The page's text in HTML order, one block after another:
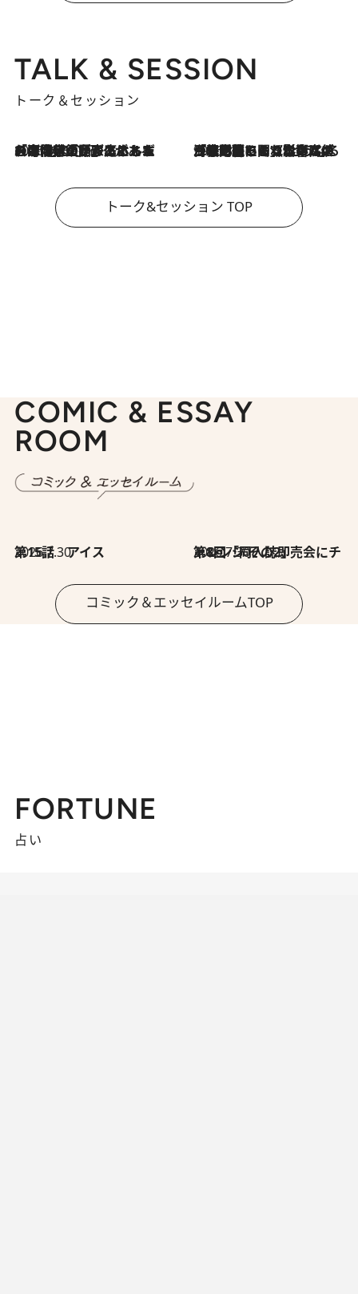
TALK & SESSION
トーク＆セッション
2026.8.3
「今後値上げがあるとすれば…」「リスクがあるのは今年の冬」エネルギー専門家が語る、ホルムズ海峡封鎖が家庭にもたらす“ある心配” 2026.8.3
「住宅建てられない…」「サーチャージ料の高値が続いている」ホルムズ海峡封鎖による影響はいつまで続く？《エネルギー専門家に聞く“どうなる日本の暮らし”》
トーク&セッション TOP
COMIC & ESSAY
ROOM
2026.7.30
第15話 アイス 2026.7.30
第8回「同人誌即売会にチャレンジ その2」
コミック＆エッセイルームTOP
FORTUNE
占い